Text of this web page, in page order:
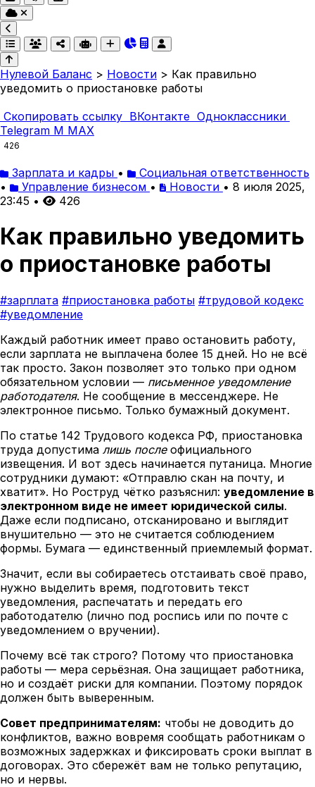
Нулевой Баланс > Новости > Как правильно
уведомить о приостановке работы
Скопировать ссылку ВКонтакте Одноклассники
Telegram M MAX
426
Зарплата и кадры •
Социальная ответственность
•
Управление бизнесом • Новости • 8 июля 2025,
23:45 • 426
Как правильно уведомить
о приостановке работы
#зарплата #приостановка работы #трудовой кодекс
#уведомление
Каждый работник имеет право остановить работу,
если зарплата не выплачена более 15 дней. Но не всё
так просто. Закон позволяет это только при одном
обязательном условии — письменное уведомление
работодателя. Не сообщение в мессенджере. Не
электронное письмо. Только бумажный документ.
По статье 142 Трудового кодекса РФ, приостановка
труда допустима лишь послеофициального
извещения. И вот здесь начинается путаница. Многие
сотрудники думают: «Отправлю скан на почту, и
хватит». Но Роструд чётко разъяснил: уведомление в
электронном виде не имеет юридической силы.
Даже если подписано, отсканировано и выглядит
внушительно — это не считается соблюдением
формы. Бумага — единственный приемлемый формат.
Значит, если вы собираетесь отстаивать своё право,
нужно выделить время, подготовить текст
уведомления, распечатать и передать его
работодателю (лично под роспись или по почте с
уведомлением о вручении).
Почему всё так строго? Потому что приостановка
работы — мера серьёзная. Она защищает работника,
но и создаёт риски для компании. Поэтому порядок
должен быть выверенным.
Совет предпринимателям: чтобы не доводить до
конфликтов, важно вовремя сообщать работникам о
возможных задержках и фиксировать сроки выплат в
договорах. Это сбережёт вам не только репутацию,
но и нервы.